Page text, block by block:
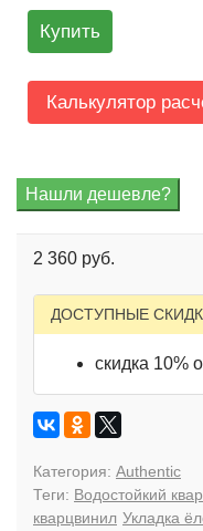
Купить
Калькулятор
2 360 руб.
ДОСТУПНЫЕ
скидка 10%
Категория: Authentic
Теги: Водостойкий
кварцвинил Укладка